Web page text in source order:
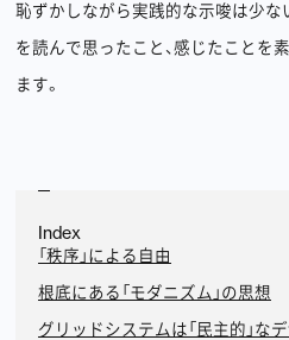
恥ずかしながら実践的な示唆は少な
を読んで思ったこと、感じたことを
ます。
Index
「秩序」による自由
根底にある「モダニズム」の思想
グリッドシステムは「民主的」な